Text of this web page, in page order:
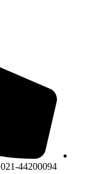
021-44200094